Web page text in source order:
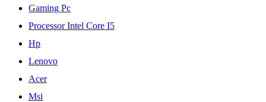
Gaming Pc
Processor Intel Core I5
Hp
Lenovo
Acer
Msi